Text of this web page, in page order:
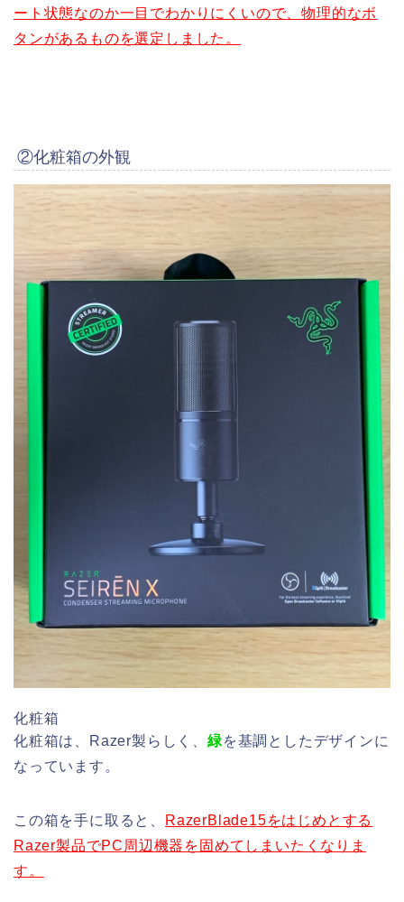
ート状態なのか一目でわかりにくいので、物理的なボ
タンがあるものを選定しました。
②化粧箱の外観
化粧箱
化粧箱は、Razer製らしく、 緑を基調としたデザインに
なっています。
この箱を手に取ると、
RazerBlade15をはじめとする
Razer製品でPC周辺機器を固めてしまいたくなりま
す。